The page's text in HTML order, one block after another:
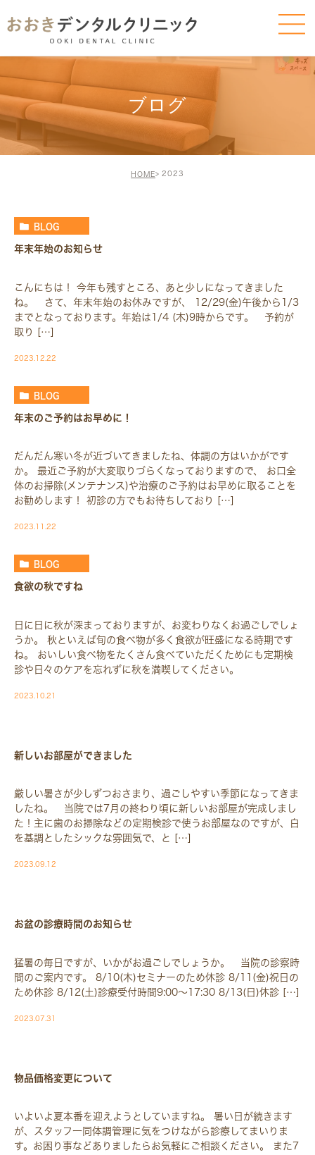
ブログ
HOME 2023
BLOG
年末年始のお知らせ
こんにちは！ 今年も残すところ、あと少しになってきました
ね。 さて、年末年始のお休みですが、 12/29(金)午後から1/3
までとなっております。年始は1/4 (木)9時からです。 予約が
取り […]
2023.12.22
BLOG
年末のご予約はお早めに！
だんだん寒い冬が近づいてきましたね、体調の方はいかがです
か。 最近ご予約が大変取りづらくなっておりますので、 お口全
体のお掃除(メンテナンス)や治療のご予約はお早めに取ることを
お勧めします！ 初診の方でもお待ちしており […]
2023.11.22
BLOG
食欲の秋ですね
日に日に秋が深まっておりますが、お変わりなくお過ごしでしょ
うか。 秋といえば旬の食べ物が多く食欲が旺盛になる時期です
ね。 おいしい食べ物をたくさん食べていただくためにも定期検
診や日々のケアを忘れずに秋を満喫してください。
2023.10.21
新しいお部屋ができました
厳しい暑さが少しずつおさまり、過ごしやすい季節になってきま
したね。 当院では7月の終わり頃に新しいお部屋が完成しまし
た！主に歯のお掃除などの定期検診で使うお部屋なのですが、白
を基調としたシックな雰囲気で、と […]
2023.09.12
お盆の診療時間のお知らせ
猛暑の毎日ですが、いかがお過ごしでしょうか。 当院の診察時
間のご案内です。 8/10(木)セミナーのため休診 8/11(金)祝日の
ため休診 8/12(土)診療受付時間9:00〜17:30 8/13(日)休診 […]
2023.07.31
物品価格変更について
いよいよ夏本番を迎えようとしていますね。 暑い日が続きます
が、スタッフ一同体調管理に気をつけながら診療してまいりま
す。お困り事などありましたらお気軽にご相談ください。 また7